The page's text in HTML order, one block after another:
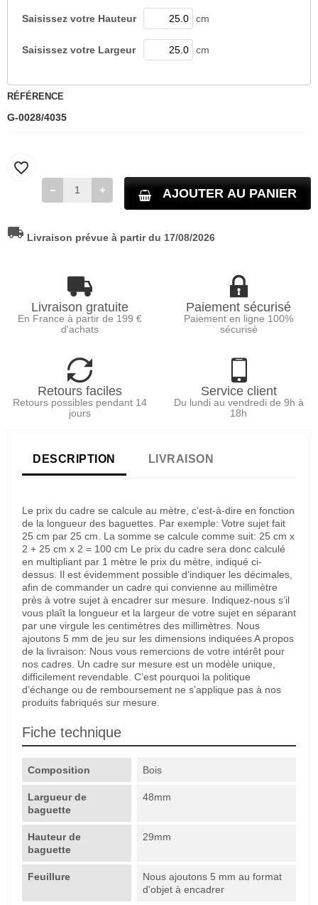
Saisissez votre Hauteur cm
Saisissez votre Largeur cm
RÉFÉRENCE
G-0028/4035
AJOUTER AU PANIER
favorite_border
local_shipping Livraison prévue à partir du 17/08/2026
Livraison gratuite
En France à partir de 199 €
d'achats
Paiement sécurisé
Paiement en ligne 100%
sécurisé
Retours faciles
Retours possibles pendant 14
jours
Service client
Du lundi au vendredi de 9h à
18h
DESCRIPTION LIVRAISON
Le prix du cadre se calcule au mètre, c’est-à-dire en fonction
de la longueur des baguettes. Par exemple: Votre sujet fait
25 cm par 25 cm. La somme se calcule comme suit: 25 cm x
2 + 25 cm x 2 = 100 cm Le prix du cadre sera donc calculé
en multipliant par 1 mètre le prix du mètre, indiqué ci-
dessus. Il est évidemment possible d’indiquer les décimales,
afin de commander un cadre qui convienne au millimètre
près à votre sujet à encadrer sur mesure. Indiquez-nous s’il
vous plaît la longueur et la largeur de votre sujet en séparant
par une virgule les centimètres des millimètres. Nous
ajoutons 5 mm de jeu sur les dimensions indiquées A propos
de la livraison: Nous vous remercions de votre intérêt pour
nos cadres. Un cadre sur mesure est un modèle unique,
difficilement revendable. C’est pourquoi la politique
d’échange ou de remboursement ne s’applique pas à nos
produits fabriqués sur mesure.
Fiche technique
Composition Bois
Largueur de
baguette
48mm
Hauteur de
baguette
29mm
Feuillure
Nous ajoutons 5 mm au format
d'objet à encadrer